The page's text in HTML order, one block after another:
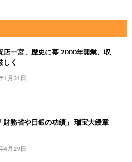
店一宮、歴史に幕 2000年開業、収
しく
1月31日
財務省や日銀の功績」 瑞宝大綬章
4月29日